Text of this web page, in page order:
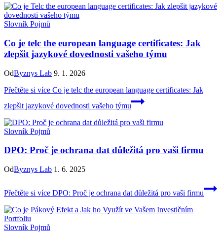
Slovník Pojmů
Co je telc the european language certificates: Jak
zlepšit jazykové dovednosti vašeho týmu
OdByznys Lab 9. 1. 2026
Přečtěte si více Co je telc the european language certificates: Jak
zlepšit jazykové dovednosti vašeho týmu
Slovník Pojmů
DPO: Proč je ochrana dat důležitá pro vaši firmu
OdByznys Lab 1. 6. 2025
Přečtěte si více DPO: Proč je ochrana dat důležitá pro vaši firmu
Slovník Pojmů